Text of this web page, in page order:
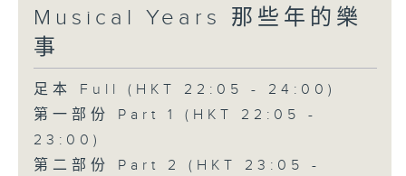
Musical Years 那些年的樂
事
足本 Full (HKT 22:05 - 24:00)
第一部份 Part 1 (HKT 22:05 -
23:00)
第二部份 Part 2 (HKT 23:05 -